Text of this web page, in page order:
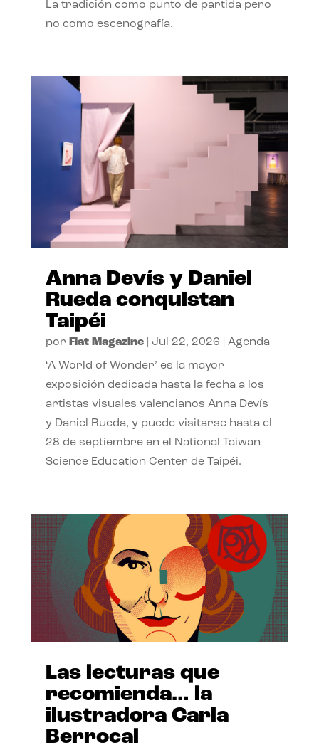
La tradición como punto de partida pero
no como escenografía.
Anna Devís y Daniel
Rueda conquistan
Taipéi
por Flat Magazine| Jul 22, 2026 Agenda
‘A World of Wonder’ es la mayor
exposición dedicada hasta la fecha a los
artistas visuales valencianos Anna Devís
y Daniel Rueda, y puede visitarse hasta el
28 de septiembre en el National Taiwan
Science Education Center de Taipéi.
Las lecturas que
recomienda… la
ilustradora Carla
Berrocal